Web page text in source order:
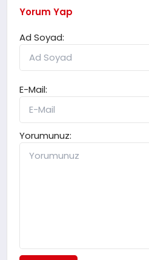
Yorum Yap
Ad Soyad:
E-Mail:
Yorumunuz: